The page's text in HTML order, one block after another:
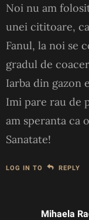
Noi nu am
unei cititoare,
Fanul, la noi se
gradul de
Iarba din gazon
Imi pare rau de
am speranta ca
Sanatate!
LOG IN TO REPLY
Mihaela